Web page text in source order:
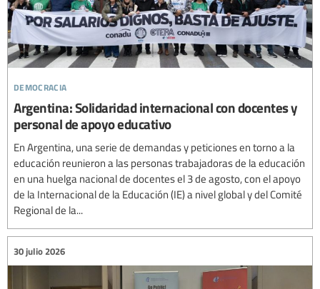
democracia
Argentina: Solidaridad internacional con docentes y
personal de apoyo educativo
En Argentina, una serie de demandas y peticiones en torno a la
educación reunieron a las personas trabajadoras de la educación
en una huelga nacional de docentes el 3 de agosto, con el apoyo
de la Internacional de la Educación (IE) a nivel global y del Comité
Regional de la...
30 julio 2026